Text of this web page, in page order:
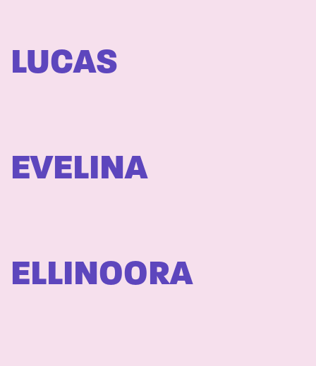
LUCAS
EVELINA
ELLINOORA